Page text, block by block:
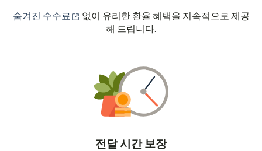
숨겨진 수수료 (새 창에서 열림)
없이 유리한 환율 혜택을 지속적으로 제공
해 드립니다.
전달 시간 보장